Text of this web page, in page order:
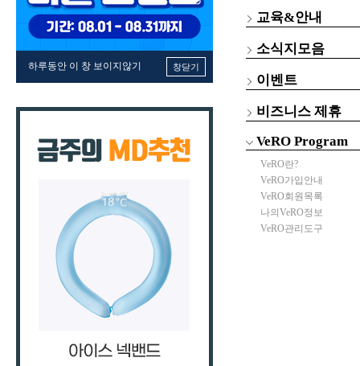
하루동안 이 창 보이지않기 창닫기
교육&안내
소식지모음
이벤트
비즈니스 제휴
VeRO Program
VeRO란?
VeRO가입안내
VeRO회원목록
나의VeRO정보
VeRO관리도구